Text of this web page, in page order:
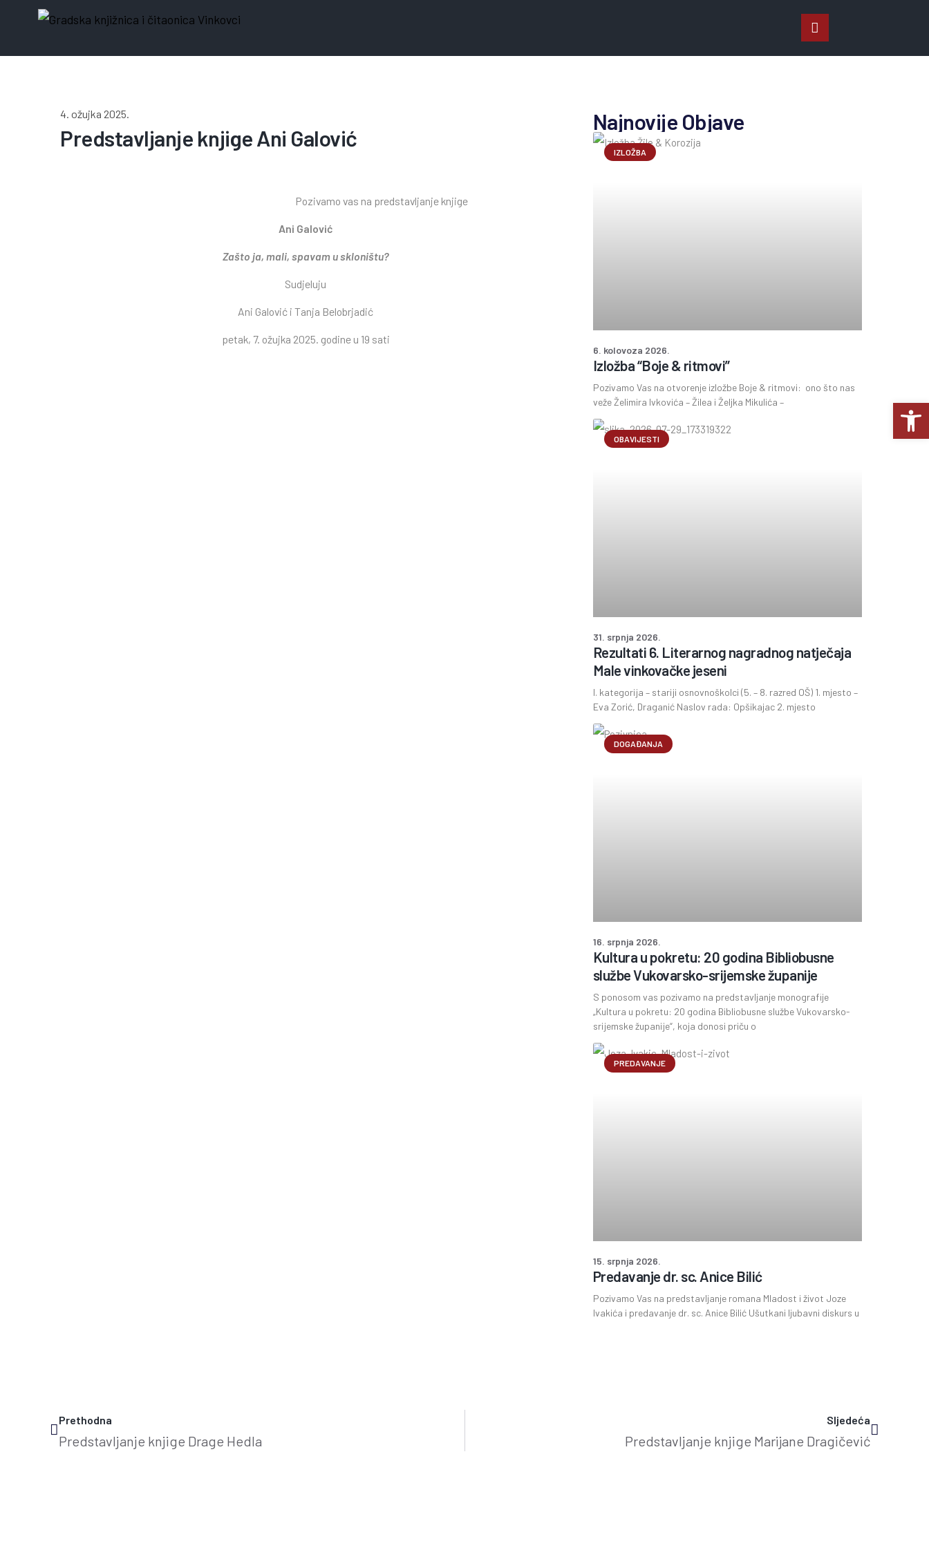
4. ožujka 2025.
Predstavljanje knjige Ani Galović
Pozivamo vas na predstavljanje knjige
Ani Galović
Zašto ja, mali, spavam u skloništu?
Sudjeluju
Ani Galović i Tanja Belobrjadić
petak, 7. ožujka 2025. godine u 19 sati
Najnovije Objave
IZLOŽBA
Izložba “Boje & ritmovi”
Pozivamo Vas na otvorenje izložbe Boje & ritmovi: ono što nas
veže Želimira Ivkovića – Žilea i Željka Mikulića –
6. kolovoza 2026.
OBAVIJESTI
Rezultati 6. Literarnog nagradnog natječaja
Male vinkovačke jeseni
I. kategorija – stariji osnovnoškolci (5. – 8. razred OŠ) 1. mjesto –
Eva Zorić, Draganić Naslov rada: Opšikajac 2. mjesto
31. srpnja 2026.
DOGAĐANJA
Kultura u pokretu: 20 godina Bibliobusne
službe Vukovarsko-srijemske županije
S ponosom vas pozivamo na predstavljanje monografije
„Kultura u pokretu: 20 godina Bibliobusne službe Vukovarsko-
srijemske županije“, koja donosi priču o
16. srpnja 2026.
PREDAVANJE
Predavanje dr. sc. Anice Bilić
Pozivamo Vas na predstavljanje romana Mladost i život Joze
Ivakića i predavanje dr. sc. Anice Bilić Ušutkani ljubavni diskurs u
15. srpnja 2026.
Prethodna
Predstavljanje knjige Drage Hedla
Sljedeća
Predstavljanje knjige Marijane Dragičević